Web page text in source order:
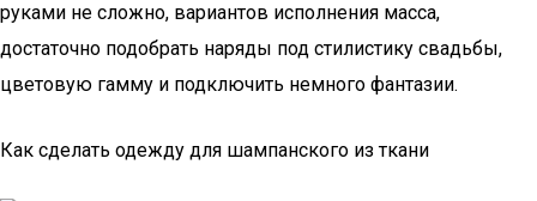
руками не сложно, вариантов исполнения масса,
достаточно подобрать наряды под стилистику свадьбы,
цветовую гамму и подключить немного фантазии.
Как сделать одежду для шампанского из ткани